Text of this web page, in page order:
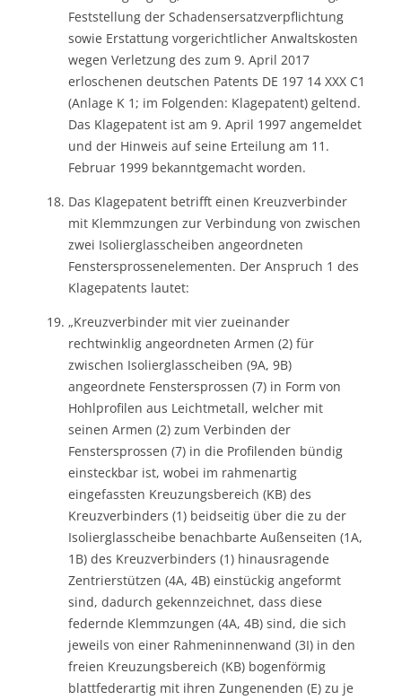
Feststellung der Schadensersatzverpflichtung
sowie Erstattung vorgerichtlicher Anwaltskosten
wegen Verletzung des zum 9. April 2017
erloschenen deutschen Patents DE 197 14 XXX C1
(Anlage K 1; im Folgenden: Klagepatent) geltend.
Das Klagepatent ist am 9. April 1997 angemeldet
und der Hinweis auf seine Erteilung am 11.
Februar 1999 bekanntgemacht worden.
Das Klagepatent betrifft einen Kreuzverbinder
mit Klemmzungen zur Verbindung von zwischen
zwei Isolierglasscheiben angeordneten
Fenstersprossenelementen. Der Anspruch 1 des
Klagepatents lautet:
„Kreuzverbinder mit vier zueinander
rechtwinklig angeordneten Armen (2) für
zwischen Isolierglasscheiben (9A, 9B)
angeordnete Fenstersprossen (7) in Form von
Hohlprofilen aus Leichtmetall, welcher mit
seinen Armen (2) zum Verbinden der
Fenstersprossen (7) in die Profilenden bündig
einsteckbar ist, wobei im rahmenartig
eingefassten Kreuzungsbereich (KB) des
Kreuzverbinders (1) beidseitig über die zu der
Isolierglasscheibe benachbarte Außenseiten (1A,
1B) des Kreuzverbinders (1) hinausragende
Zentrierstützen (4A, 4B) einstückig angeformt
sind, dadurch gekennzeichnet, dass diese
federnde Klemmzungen (4A, 4B) sind, die sich
jeweils von einer Rahmeninnenwand (3I) in den
freien Kreuzungsbereich (KB) bogenförmig
blattfederartig mit ihren Zungenenden (E) zu je